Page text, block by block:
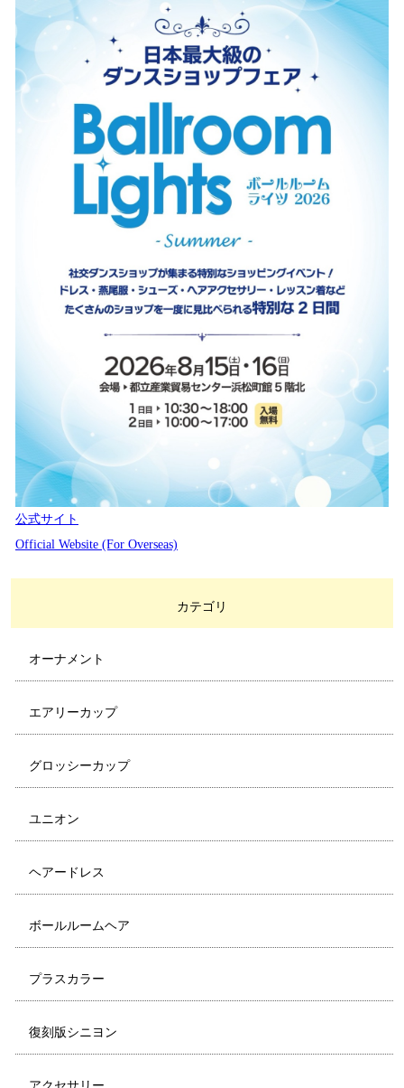
公式サイト
Official Website (For Overseas)
カテゴリ
オーナメント
エアリーカップ
グロッシーカップ
ユニオン
ヘアードレス
ボールルームヘア
プラスカラー
復刻版シニヨン